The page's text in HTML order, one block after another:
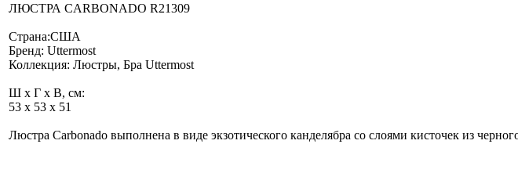
ЛЮСТРА CARBONADO R21309
Страна:США
Бренд: Uttermost
Коллекция: Люстры, Бра Uttermost
Ш x Г x В, см:
53 x 53 x 51
Люстра Carbonado выполнена в виде экзотического канделябра со слоями кисточек из